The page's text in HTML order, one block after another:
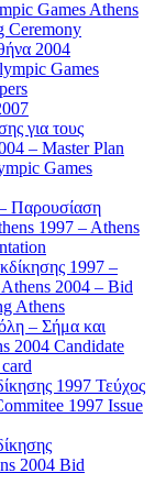
Games Athens
Ceremony
2004
Games
για τους
– Master Plan
Games
Παρουσίαση
1997 – Athens
1997 –
Athens 2004 – Bid
Athens
– Σήμα και
2004 Candidate
1997 Τεύχος
1997 Issue
2004 Bid